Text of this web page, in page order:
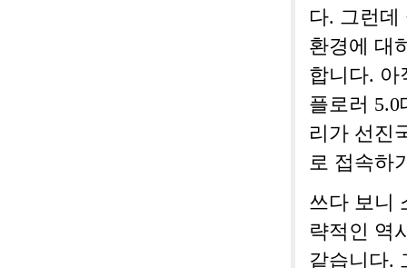
다. 그런데
환경에 대
합니다. 아
플로러
리가 선진
로 접속하
쓰다 보니
략적인 역
같습니다.